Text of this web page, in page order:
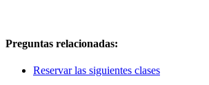
Preguntas relacionadas:
Reservar las siguientes clases